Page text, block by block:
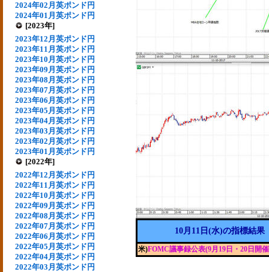
2024年02月英ポンド円
2024年01月英ポンド円
[2023年]
2023年12月英ポンド円
2023年11月英ポンド円
2023年10月英ポンド円
2023年09月英ポンド円
2023年08月英ポンド円
2023年07月英ポンド円
2023年06月英ポンド円
2023年05月英ポンド円
2023年04月英ポンド円
2023年03月英ポンド円
2023年02月英ポンド円
2023年01月英ポンド円
[2022年]
2022年12月英ポンド円
2022年11月英ポンド円
2022年10月英ポンド円
2022年09月英ポンド円
2022年08月英ポンド円
2022年07月英ポンド円
2022年06月英ポンド円
2022年05月英ポンド円
2022年04月英ポンド円
2022年03月英ポンド円
10月11日(水)の指標結果
米)FOMC議事録公表(9月19日・20日開